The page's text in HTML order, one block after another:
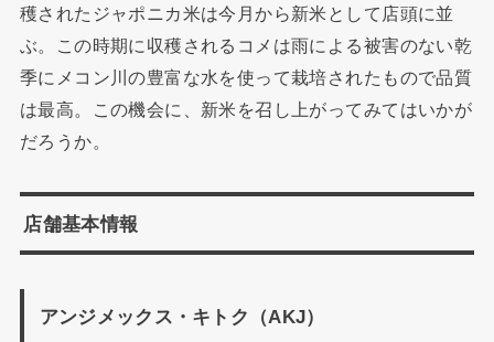
穫されたジャポニカ米は今月から新米として店頭に並
ぶ。この時期に収穫されるコメは雨による被害のない乾
季にメコン川の豊富な水を使って栽培されたもので品質
は最高。この機会に、新米を召し上がってみてはいかが
だろうか。
店舗基本情報
アンジメックス・キトク（AKJ）